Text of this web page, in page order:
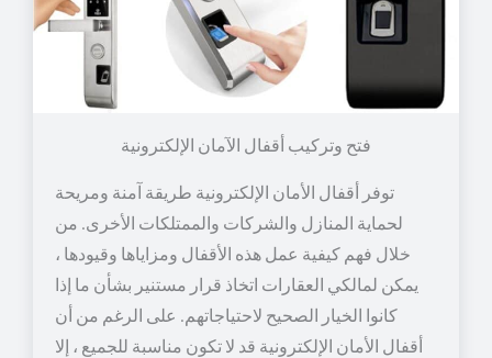
توفر أقفال الأمان الإلكترونية طريقة آمنة ومريحة
لحماية المنازل والشركات والممتلكات الأخرى. من
خلال فهم كيفية عمل هذه الأقفال ومزاياها وقيودها ،
يمكن لمالكي العقارات اتخاذ قرار مستنير بشأن ما إذا
كانوا الخيار الصحيح لاحتياجاتهم. على الرغم من أن
أقفال الأمان الإلكترونية قد لا تكون مناسبة للجميع ، إلا